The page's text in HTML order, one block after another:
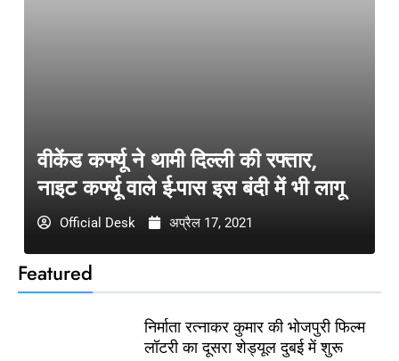
Featured
निर्माता रत्नाकर कुमार की भोजपुरी फिल्म
लॉटरी का दूसरा शेड्यूल दुबई में शुरू
वीकेंड कर्फ्यू ने थामी दिल्ली की रफ्तार,
नाइट कर्फ्यू वाले ई-पास इस बंदी में भी लागू
Official Desk अप्रैल 17, 2021